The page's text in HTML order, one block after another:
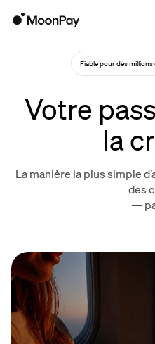
Business
Company
Support
Language
Fiable pour des millions
Votre
la
La manière la plus simple
des
—